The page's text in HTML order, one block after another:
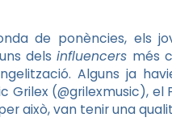
de ponències, els
delsinfluencers més
Alguns ja
Grilex (@grilexmusic),
això, van tenir una